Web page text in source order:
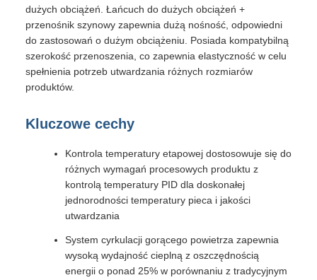
dużych obciążeń. Łańcuch do dużych obciążeń +
przenośnik szynowy zapewnia dużą nośność, odpowiedni
do zastosowań o dużym obciążeniu. Posiada kompatybilną
szerokość przenoszenia, co zapewnia elastyczność w celu
spełnienia potrzeb utwardzania różnych rozmiarów
produktów.
Kluczowe cechy
Kontrola temperatury etapowej dostosowuje się do
różnych wymagań procesowych produktu z
kontrolą temperatury PID dla doskonałej
jednorodności temperatury pieca i jakości
utwardzania
System cyrkulacji gorącego powietrza zapewnia
wysoką wydajność cieplną z oszczędnością
energii o ponad 25% w porównaniu z tradycyjnym